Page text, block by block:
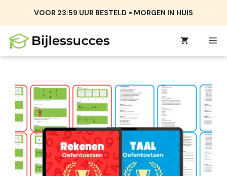
inhoud
VOOR 23:59 UUR BESTELD = MORGEN IN HUIS